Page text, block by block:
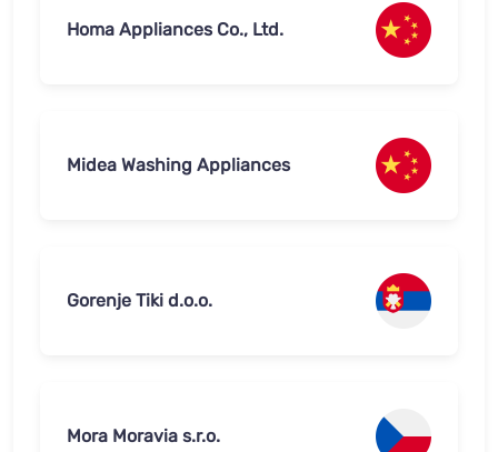
Homa Appliances Co., Ltd.
Midea Washing Appliances
Gorenje Tiki d.o.o.
Mora Moravia s.r.o.